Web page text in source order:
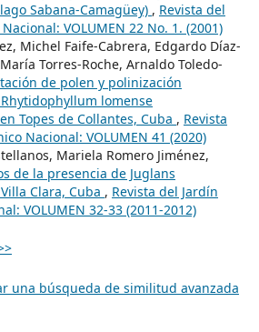
Sabana-Camagüey) , Revista del
VOLUMEN 22 No. 1. (2001)
Michel Faife-Cabrera, Edgardo Díaz-
Torres-Roche, Arnaldo Toledo-
de polen y polinización
lomense
Topes de Collantes, Cuba , Revista
Nacional: VOLUMEN 41 (2020)
Mariela Romero Jiménez,
de la presencia de Juglans
Clara, Cuba , Revista del Jardín
VOLUMEN 32-33 (2011-2012)
una búsqueda de similitud avanzada